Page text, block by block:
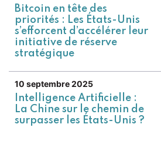
Bitcoin en tête des
priorités : Les États-Unis
s’efforcent d’accélérer leur
initiative de réserve
stratégique
10 septembre 2025
Intelligence Artificielle :
La Chine sur le chemin de
surpasser les États-Unis ?